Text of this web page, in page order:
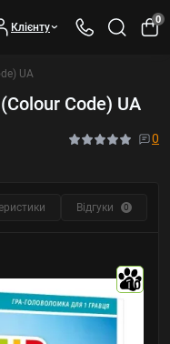
Клієнту
0
UA
Code) UA
0
Відгуки 0
10